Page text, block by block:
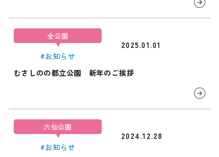
全公園
#お知らせ
2025.01.01
むさしのの都立公園 新年のご挨拶
六仙公園
#お知らせ
2024.12.28